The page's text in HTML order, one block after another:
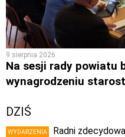
9 sierpnia 2026
Na sesji rady powiatu
wynagrodzeniu
DZIŚ
WYDARZENIA
Radni